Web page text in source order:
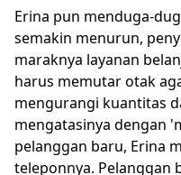
Erina pun menduga-
semakin menurun,
maraknya layanan
harus memutar otak
mengurangi kuantitas
mengatasinya dengan
pelanggan baru, Erina
teleponnya. Pelanggan